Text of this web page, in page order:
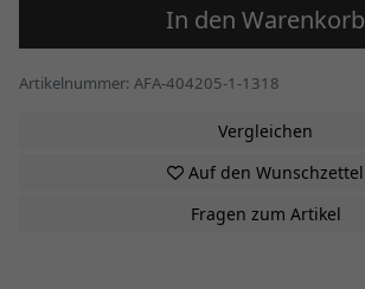
In den Warenkorb
Artikelnummer: AFA-404205-1-1318
Vergleichen
Auf den Wunschzettel
Fragen zum Artikel